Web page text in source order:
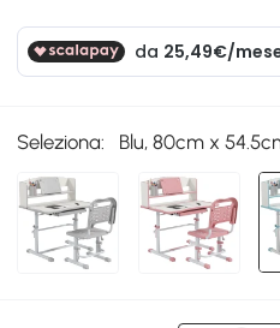
Seleziona: Blu, 80cm x